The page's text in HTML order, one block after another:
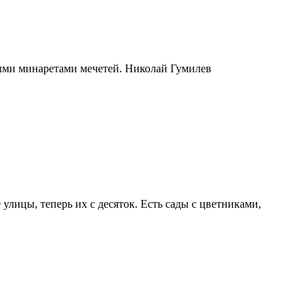
минаретами мечетей. Николай Гумилев
теперь их с десяток. Есть сады с цветниками,